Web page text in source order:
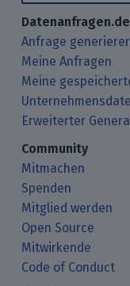
Datenanfragen.de
Anfrage
Meine Anfragen
Meine
Erweiterter
Community
Mitmachen
Spenden
Mitglied werden
Open Source
Mitwirkende
Code of Conduct